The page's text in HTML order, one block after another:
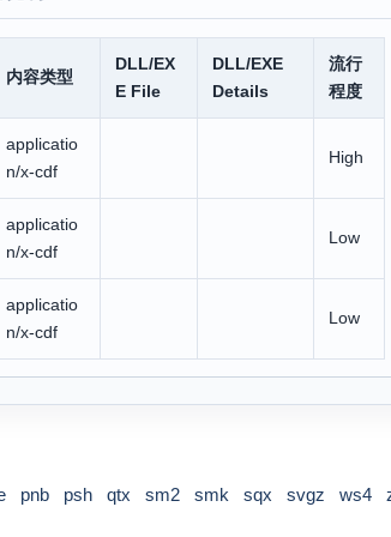
内容类型
DLL/EX
E File
DLL/EXE
Details
流行
程度
applicatio
n/x-cdf
High
applicatio
n/x-cdf
Low
applicatio
n/x-cdf
Low
pnb psh qtx sm2 smk sqx svgz ws4